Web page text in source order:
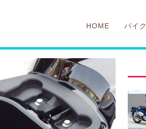
HOME バイク